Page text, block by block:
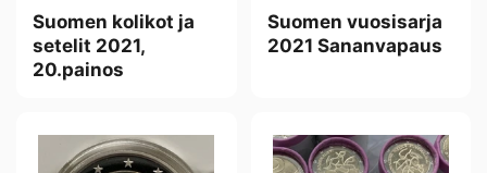
Suomen kolikot ja
setelit 2021,
20.painos
Suomen vuosisarja
2021 Sananvapaus